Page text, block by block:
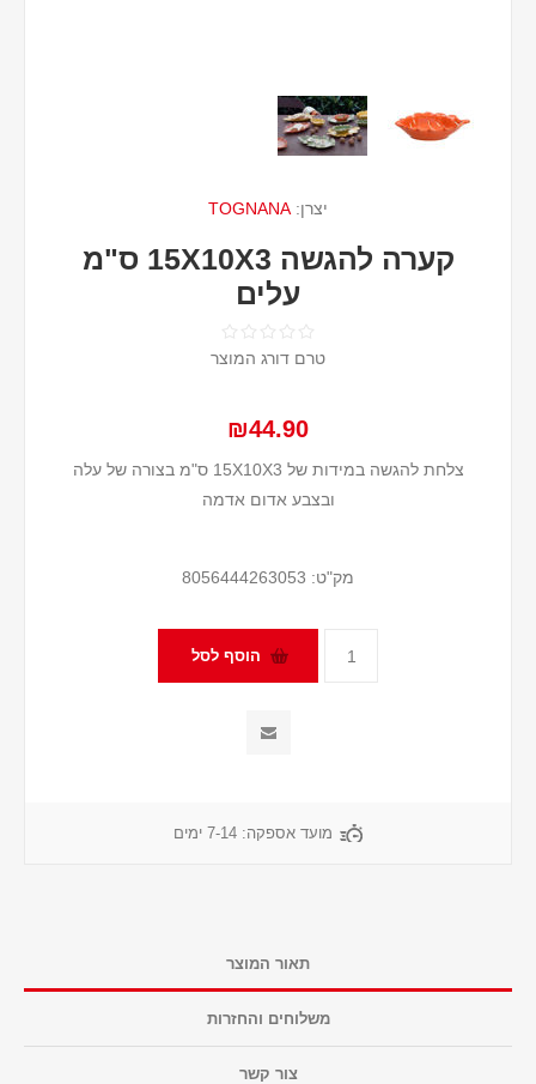
יצרן: TOGNANA
קערה להגשה 15X10X3 ס"מ
עלים
טרם דורג המוצר
₪44.90
צלחת להגשה במידות של 15X10X3 ס"מ בצורה של עלה
ובצבע אדום אדמה
מק"ט: 8056444263053
מועד אספקה: 7-14 ימים
תאור המוצר
משלוחים והחזרות
צור קשר